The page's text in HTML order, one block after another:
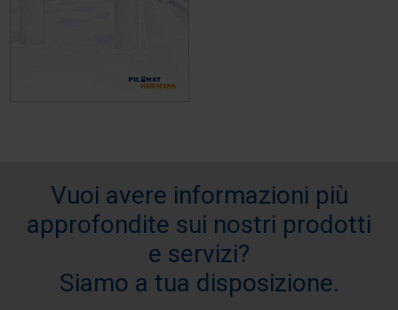
Vuoi avere informazioni più
approfondite sui nostri prodotti
e servizi?
Siamo a tua disposizione.